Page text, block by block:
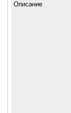
Описание